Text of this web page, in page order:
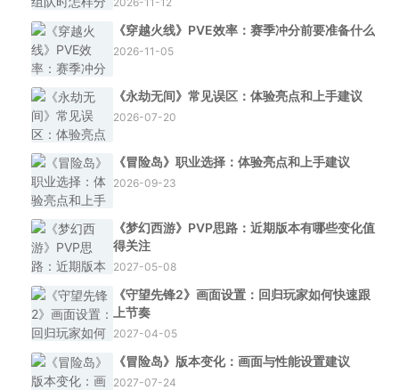
《穿越火线》PVE效率：赛季冲分前要准备什么
2026-11-05
《永劫无间》常见误区：体验亮点和上手建议
2026-07-20
《冒险岛》职业选择：体验亮点和上手建议
2026-09-23
《梦幻西游》PVP思路：近期版本有哪些变化值
得关注
2027-05-08
《守望先锋2》画面设置：回归玩家如何快速跟
上节奏
2027-04-05
《冒险岛》版本变化：画面与性能设置建议
2027-07-24